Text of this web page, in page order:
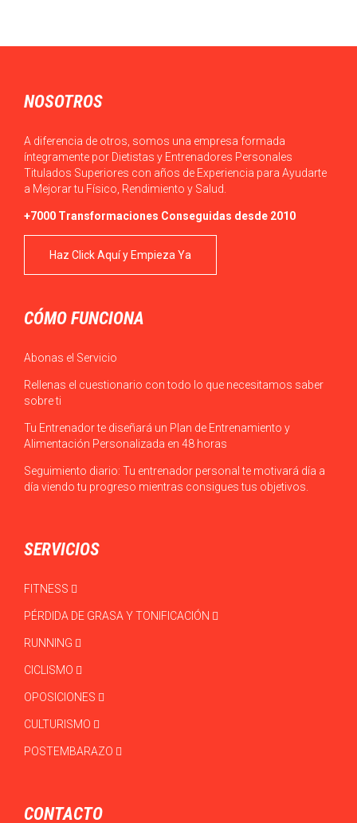
NOSOTROS
A diferencia de otros, somos una empresa formada
íntegramente por Dietistas y Entrenadores Personales
Titulados Superiores con años de Experiencia para Ayudarte
a Mejorar tu Físico, Rendimiento y Salud.
+7000 Transformaciones Conseguidas desde 2010
Haz Click Aquí y Empieza Ya
CÓMO FUNCIONA
Abonas el Servicio
Rellenas el cuestionario con todo lo que necesitamos saber
sobre ti
Tu Entrenador te diseñará un Plan de Entrenamiento y
Alimentación Personalizada en 48 horas
Seguimiento diario: Tu entrenador personal te motivará día a
día viendo tu progreso mientras consigues tus objetivos.
SERVICIOS
FITNESS
PÉRDIDA DE GRASA Y TONIFICACIÓN
RUNNING
CICLISMO
OPOSICIONES
CULTURISMO
POSTEMBARAZO
CONTACTO